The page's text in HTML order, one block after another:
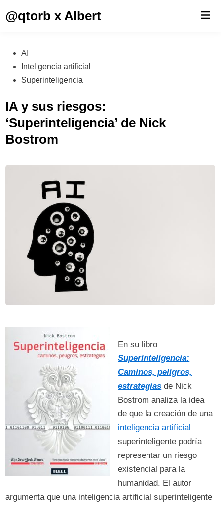
@qtorb x Albert
Publicado
en
AI
Inteligencia artificial
Superinteligencia
IA y sus riesgos:
‘Superinteligencia’ de Nick
Bostrom
En su libro
Superinteligencia:
Caminos, peligros,
estrategias de Nick
Bostrom analiza la idea
de que la creación de una
inteligencia artificial
superinteligente podría
representar un riesgo
existencial para la
humanidad. El autor
argumenta que una inteligencia artificial superinteligente